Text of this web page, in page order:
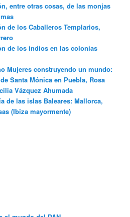
entre otras cosas, de las monjas
de los Caballeros Templarios,
de los indios en las colonias
Mujeres construyendo un mundo:
Santa Mónica en Puebla, Rosa
Vázquez Ahumada
de las islas Baleares: Mallorca,
(Ibiza mayormente)